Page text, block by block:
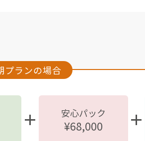
プランの場合
安心パック
¥68,000